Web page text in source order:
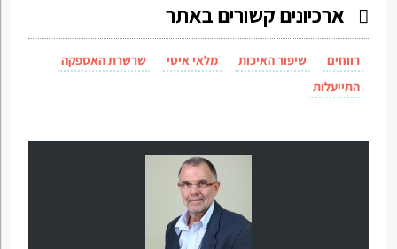
ארכיונים קשורים באתר
רווחים שיפור האיכות מלאי איטי
שרשרת האספקה
התייעלות